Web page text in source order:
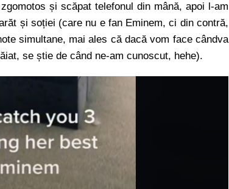
și scăpat telefonul din mână, apoi l-am
și soției (care nu e fan Eminem, ci din contră,
simultane, mai ales că dacă vom face cândva
se știe de când ne-am cunoscut, hehe).